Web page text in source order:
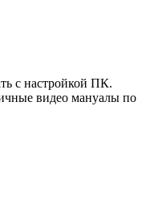
с настройкой ПК.
видео мануалы по